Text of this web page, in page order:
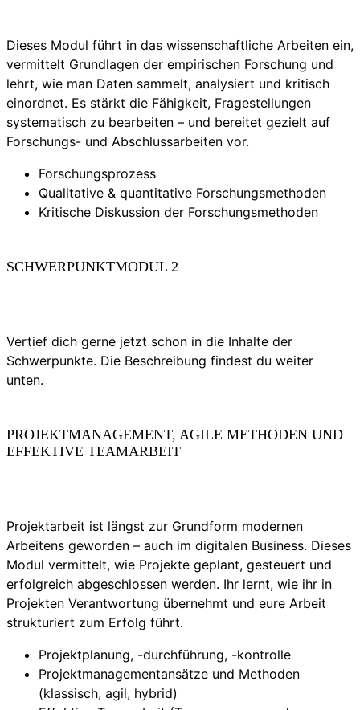
Dieses Modul führt in das wissenschaftliche Arbeiten ein,
vermittelt Grundlagen der empirischen Forschung und
lehrt, wie man Daten sammelt, analysiert und kritisch
einordnet. Es stärkt die Fähigkeit, Fragestellungen
systematisch zu bearbeiten – und bereitet gezielt auf
Forschungs- und Abschlussarbeiten vor.
Forschungsprozess
Qualitative & quantitative Forschungsmethoden
Kritische Diskussion der Forschungsmethoden
SCHWERPUNKTMODUL 2
Vertief dich gerne jetzt schon in die Inhalte der
Schwerpunkte. Die Beschreibung findest du weiter
unten.
PROJEKTMANAGEMENT, AGILE METHODEN UND
EFFEKTIVE TEAMARBEIT
Projektarbeit ist längst zur Grundform modernen
Arbeitens geworden – auch im digitalen Business. Dieses
Modul vermittelt, wie Projekte geplant, gesteuert und
erfolgreich abgeschlossen werden. Ihr lernt, wie ihr in
Projekten Verantwortung übernehmt und eure Arbeit
strukturiert zum Erfolg führt.
Projektplanung, -durchführung, -kontrolle
Projektmanagementansätze und Methoden
(klassisch, agil, hybrid)